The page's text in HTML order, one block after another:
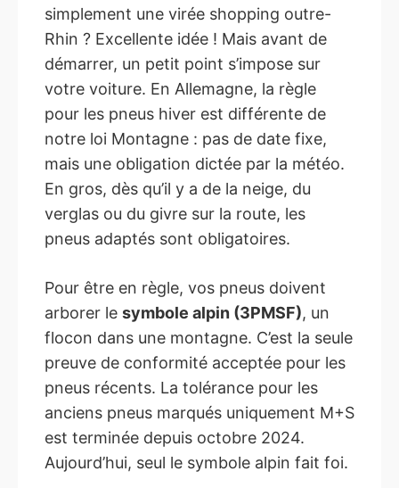
simplement une virée shopping outre-
Rhin ? Excellente idée ! Mais avant de
démarrer, un petit point s’impose sur
votre voiture. En Allemagne, la règle
pour les pneus hiver est différente de
notre loi Montagne : pas de date fixe,
mais une obligation dictée par la météo.
En gros, dès qu’il y a de la neige, du
verglas ou du givre sur la route, les
pneus adaptés sont obligatoires.
Pour être en règle, vos pneus doivent
arborer le symbole alpin (3PMSF), un
flocon dans une montagne. C’est la seule
preuve de conformité acceptée pour les
pneus récents. La tolérance pour les
anciens pneus marqués uniquement M+S
est terminée depuis octobre 2024.
Aujourd’hui, seul le symbole alpin fait foi.